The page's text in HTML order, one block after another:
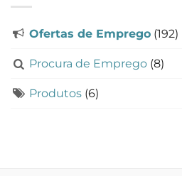
Ofertas de Emprego (192)
Procura de Emprego (8)
Produtos (6)